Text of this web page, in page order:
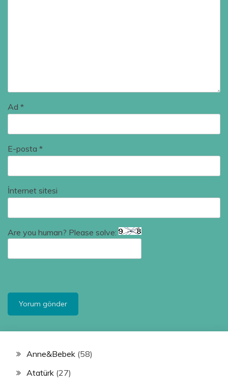
Ad *
E-posta *
İnternet sitesi
Are you human? Please solve:
Anne&Bebek (58)
Atatürk (27)